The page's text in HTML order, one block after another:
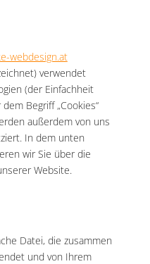
webdesign.at
verwendet
(der Einfachheit
Begriff „Cookies“
außerdem von uns
In dem unten
wir Sie über die
Website.
Datei, die zusammen
und von Ihrem